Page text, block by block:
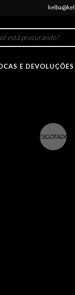
E DEVOLUÇÕES
ESGOTADO